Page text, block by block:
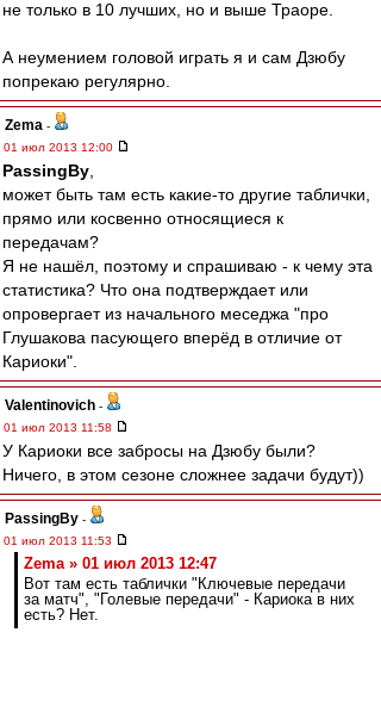
не только в 10 лучших, но и выше Траоре.
А неумением головой играть я и сам Дзюбу
попрекаю регулярно.
Zema -
01 июл 2013 12:00
PassingBy
может быть там есть какие-то другие таблички,
прямо или косвенно относящиеся к
передачам?
Я не нашёл, поэтому и спрашиваю - к чему эта
статистика? Что она подтверждает или
опровергает из начального меседжа "про
Глушакова пасующего вперёд в отличие от
Кариоки".
Valentinovich -
01 июл 2013 11:58
У Кариоки все забросы на Дзюбу были?
Ничего, в этом сезоне сложнее задачи будут))
PassingBy -
01 июл 2013 11:53
Zema » 01 июл 2013 12:47
Вот там есть таблички "Ключевые передачи
за матч", "Голевые передачи" - Кариока в них
есть? Нет.